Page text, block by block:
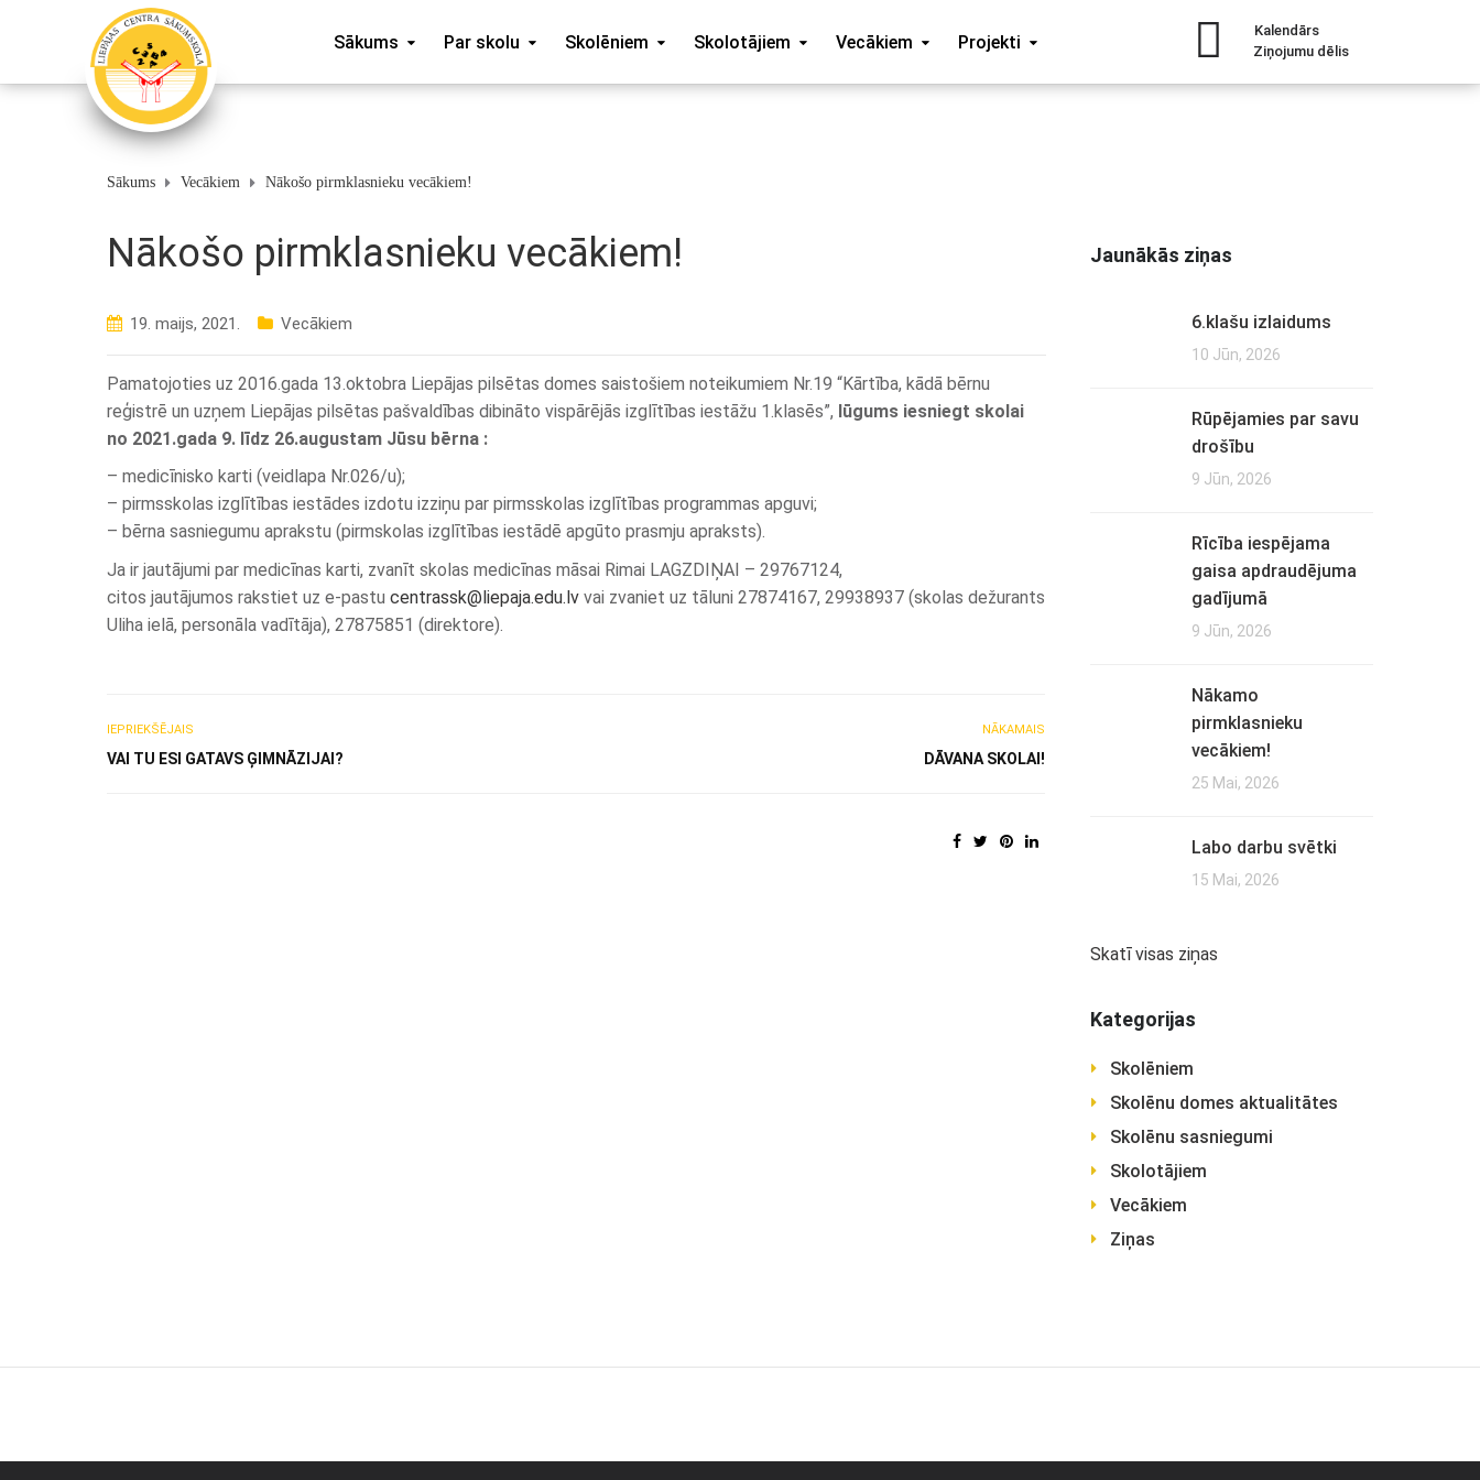
Sākums Par skolu Skolēniem Skolotājiem Vecākiem Projekti
Kalendārs
Ziņojumu dēlis
Sākums Vecākiem Nākošo pirmklasnieku vecākiem!
Nākošo pirmklasnieku vecākiem!
19. maijs, 2021. Vecākiem
Pamatojoties uz 2016.gada 13.oktobra Liepājas pilsētas domes saistošiem noteikumiem Nr.19 “Kārtība, kādā bērnu
reģistrē un uzņem Liepājas pilsētas pašvaldības dibināto vispārējās izglītības iestāžu 1.klasēs”, lūgums iesniegt skolai
no 2021.gada 9. līdz 26.augustam Jūsu bērna :
– medicīnisko karti (veidlapa Nr.026/u);
– pirmsskolas izglītības iestādes izdotu izziņu par pirmsskolas izglītības programmas apguvi;
– bērna sasniegumu aprakstu (pirmskolas izglītības iestādē apgūto prasmju apraksts).
Ja ir jautājumi par medicīnas karti, zvanīt skolas medicīnas māsai Rimai LAGZDIŅAI – 29767124,
citos jautājumos rakstiet uz e-pastu centrassk@liepaja.edu.lv vai zvaniet uz tāluni 27874167, 29938937 (skolas dežurants
Uliha ielā, personāla vadītāja), 27875851 (direktore).
IEPRIEKŠĒJAIS
VAI TU ESI GATAVS ĢIMNĀZIJAI?
NĀKAMAIS
DĀVANA SKOLAI!
Jaunākās ziņas
6.klašu izlaidums
10 Jūn, 2026
Rūpējamies par savu
drošību
9 Jūn, 2026
Rīcība iespējama
gaisa apdraudējuma
gadījumā
9 Jūn, 2026
Nākamo
pirmklasnieku
vecākiem!
25 Mai, 2026
Labo darbu svētki
15 Mai, 2026
Skatī visas ziņas
Kategorijas
Skolēniem
Skolēnu domes aktualitātes
Skolēnu sasniegumi
Skolotājiem
Vecākiem
Ziņas